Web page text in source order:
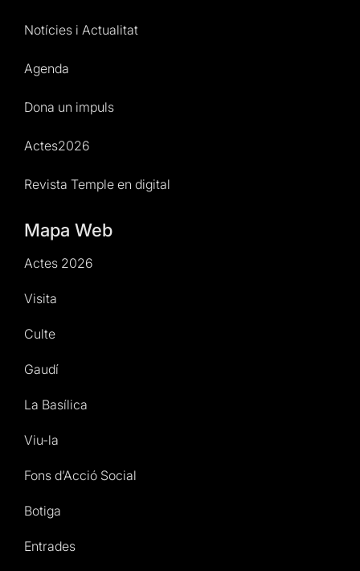
Notícies i Actualitat
Agenda
Dona un impuls
Actes2026
Revista Temple en digital
Mapa Web
Actes 2026
Visita
Culte
Gaudí
La Basílica
Viu-la
Fons d’Acció Social
Botiga
Entrades